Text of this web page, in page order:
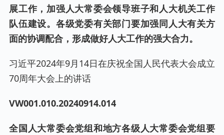
展工作，加强人大常委会领导班子和人大机关工作
队伍建设。各级党委有关部门要加强同人大有关方
面的协调配合，形成做好人大工作的强大合力。
习近平2024年9月14日在庆祝全国人民代表大会成立
70周年大会上的讲话
VW001.010.20240914.014
全国人大常委会党组和地方各级人大常委会党组要